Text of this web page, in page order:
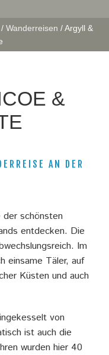
/ Wanderreisen /Argyll &
&
AN DER
der schönsten
entdecken. Die
Im
einsame Täler, auf
Küsten und auch
von
ist auch die
wurden hier 40